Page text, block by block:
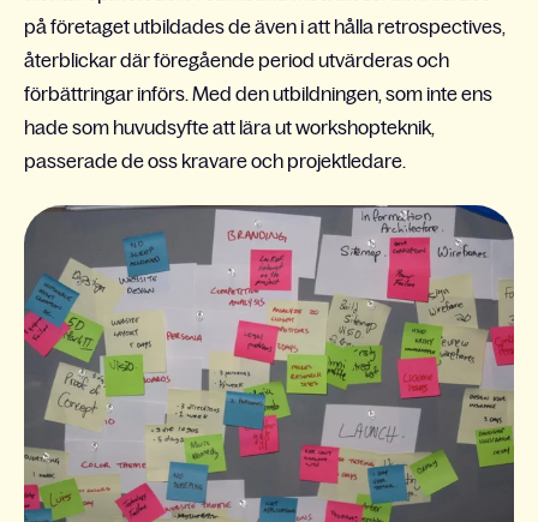
på företaget utbildades de även i att hålla retrospectives,
återblickar där föregående period utvärderas och
förbättringar införs. Med den utbildningen, som inte ens
hade som huvudsyfte att lära ut workshopteknik,
passerade de oss kravare och projektledare.